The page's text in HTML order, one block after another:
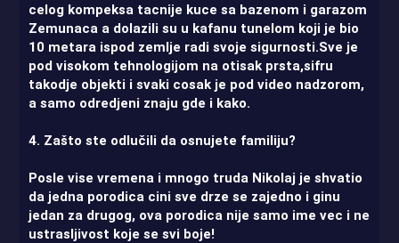
celog kompeksa tacnije kuce sa bazenom i garazom
Zemunaca a dolazili su u kafanu tunelom koji je bio
10 metara ispod zemlje radi svoje sigurnosti.Sve je
pod visokom tehnologijom na otisak prsta,sifru
takodje objekti i svaki cosak je pod video nadzorom,
a samo odredjeni znaju gde i kako.
4. Zašto ste odlučili da osnujete familiju?
Posle vise vremena i mnogo truda Nikolaj je shvatio
da jedna porodica cini sve drze se zajedno i ginu
jedan za drugog, ova porodica nije samo ime vec i ne
ustrasljivost koje se svi boje!